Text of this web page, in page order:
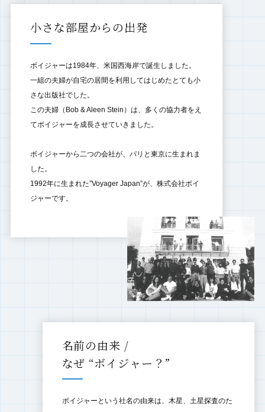
小さな部屋からの出発
ボイジャーは1984年、米国西海岸で誕生しました。
一組の夫婦が自宅の居間を利用してはじめたとても小
さな出版社でした。
この夫婦（Bob & Aleen Stein）は、多くの協力者をえ
てボイジャーを成長させていきました。
ボイジャーから二つの会社が、パリと東京に生まれま
した。
1992年に生まれた”Voyager Japan”が、株式会社ボイ
ジャーです。
名前の由来 /
なぜ “ボイジャー？”
ボイジャーという社名の由来は、木星、土星探査のた